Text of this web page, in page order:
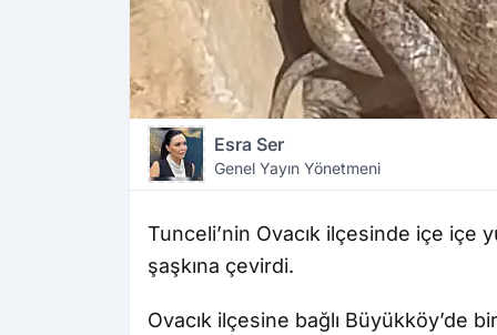
Esra Ser
Genel Yayın Yönetmeni
Tunceli’nin Ovacık ilçesinde içe içe
şaşkına çevirdi.
Ovacık ilçesine bağlı Büyükköy’de